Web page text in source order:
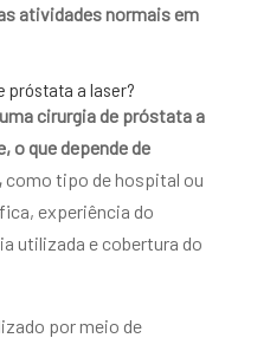
atividades normais em
próstata a laser?
cirurgia de próstata a
o que depende de
como tipo de hospital ou
experiência do
utilizada e cobertura do
por meio de